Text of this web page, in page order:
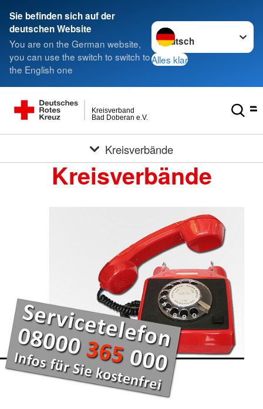
Sie befinden sich auf der
deutschen Website
You are on the German website,
you can use the switch to switch to
the English one
Sprache wechseln zu
Alles klar
Bad Doberan e.V.
Kreisverband
Kreisverbände
Kreisverbände